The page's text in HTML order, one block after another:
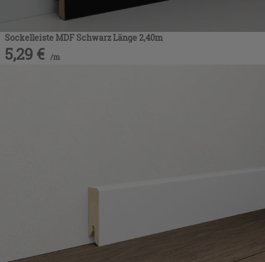
Sockelleiste MDF Schwarz Länge 2,40m
5,29 € /m